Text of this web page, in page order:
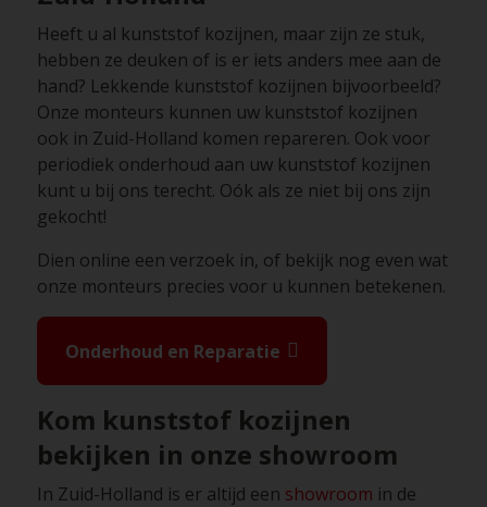
Heeft u al kunststof kozijnen, maar zijn ze stuk,
hebben ze deuken of is er iets anders mee aan de
hand? Lekkende kunststof kozijnen bijvoorbeeld?
Onze monteurs kunnen uw kunststof kozijnen
ook in Zuid-Holland komen repareren. Ook voor
periodiek onderhoud aan uw kunststof kozijnen
kunt u bij ons terecht. Oók als ze niet bij ons zijn
gekocht!
Dien online een verzoek in, of bekijk nog even wat
onze monteurs precies voor u kunnen betekenen.
Onderhoud en Reparatie
Kom kunststof kozijnen
bekijken in onze showroom
In Zuid-Holland is er altijd een showroom in de